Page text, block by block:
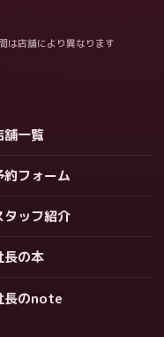
は店舗により異なります
舗一覧
約フォーム
タッフ紹介
長の本
長のnote